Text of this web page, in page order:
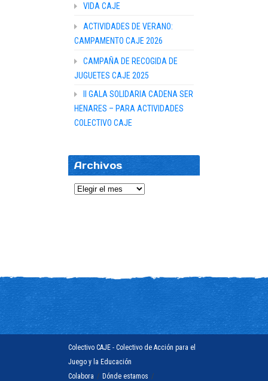
VIDA CAJE
ACTIVIDADES DE VERANO:
CAMPAMENTO CAJE 2026
CAMPAÑA DE RECOGIDA DE
JUGUETES CAJE 2025
II GALA SOLIDARIA CADENA SER
HENARES – PARA ACTIVIDADES
COLECTIVO CAJE
Archivos
Archivos
Colectivo CAJE - Colectivo de Acción para el
Juego y la Educación
Colabora / Dónde estamos /